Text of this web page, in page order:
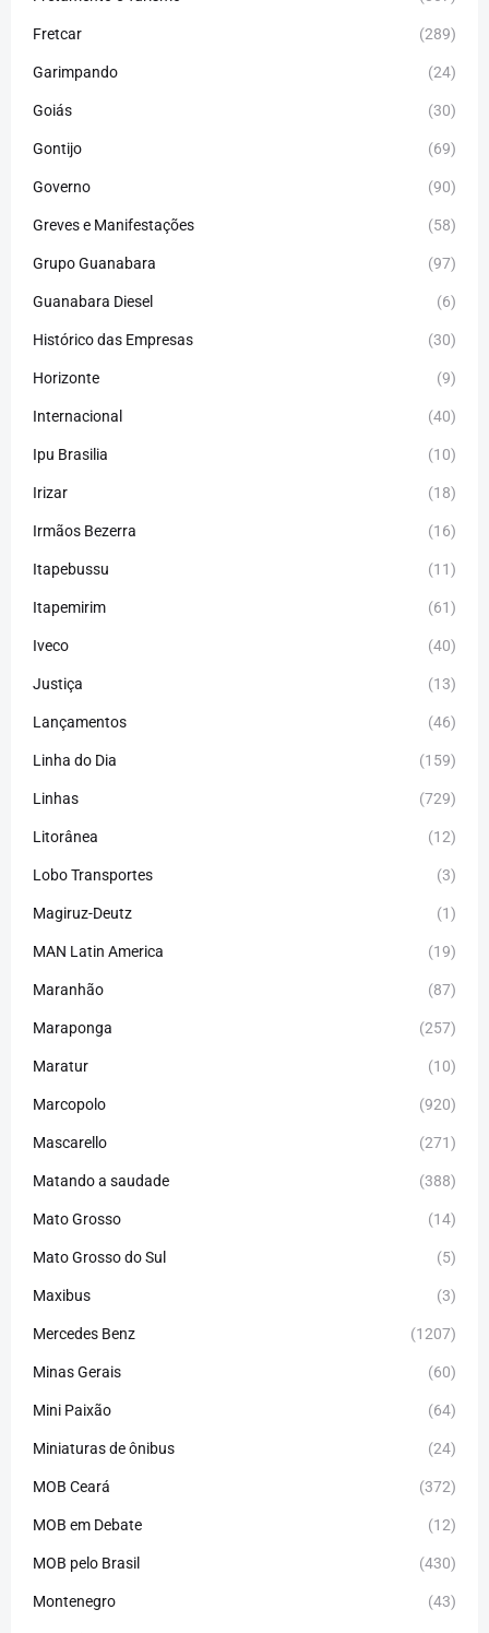
Fretcar (289)
Garimpando (24)
Goiás (30)
Gontijo (69)
Governo (90)
Greves e Manifestações (58)
Grupo Guanabara (97)
Guanabara Diesel (6)
Histórico das Empresas (30)
Horizonte (9)
Internacional (40)
Ipu Brasilia (10)
Irizar (18)
Irmãos Bezerra (16)
Itapebussu (11)
Itapemirim (61)
Iveco (40)
Justiça (13)
Lançamentos (46)
Linha do Dia (159)
Linhas (729)
Litorânea (12)
Lobo Transportes (3)
Magiruz-Deutz (1)
MAN Latin America (19)
Maranhão (87)
Maraponga (257)
Maratur (10)
Marcopolo (920)
Mascarello (271)
Matando a saudade (388)
Mato Grosso (14)
Mato Grosso do Sul (5)
Maxibus (3)
Mercedes Benz (1207)
Minas Gerais (60)
Mini Paixão (64)
Miniaturas de ônibus (24)
MOB Ceará (372)
MOB em Debate (12)
MOB pelo Brasil (430)
Montenegro (43)